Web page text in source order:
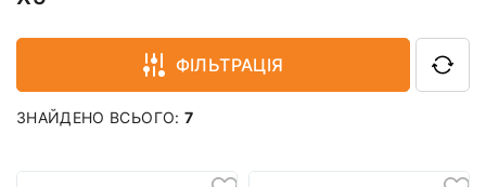
ФІЛЬТРАЦІЯ
ЗНАЙДЕНО ВСЬОГО: 7